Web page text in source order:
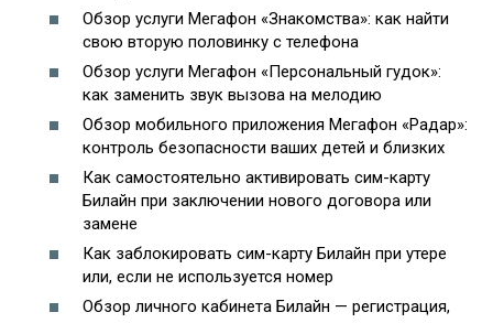
Обзор услуги Мегафон «Знакомства»: как найти
свою вторую половинку с телефона
Обзор услуги Мегафон «Персональный гудок»:
как заменить звук вызова на мелодию
Обзор мобильного приложения Мегафон «Радар»:
контроль безопасности ваших детей и близких
Как самостоятельно активировать сим-карту
Билайн при заключении нового договора или
замене
Как заблокировать сим-карту Билайн при утере
или, если не используется номер
Обзор личного кабинета Билайн — регистрация,